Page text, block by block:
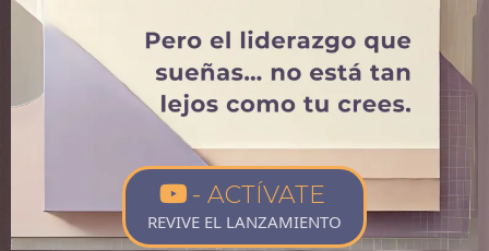
- ACTÍVATE
REVIVE EL LANZAMIENTO